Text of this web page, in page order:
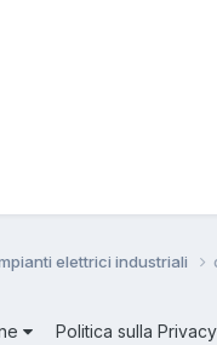
elettrici industriali
Politica sulla Privacy